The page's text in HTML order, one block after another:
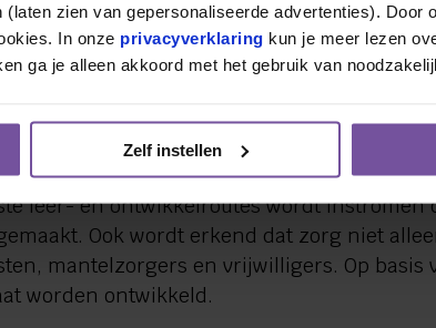
zien van gepersonaliseerde advertenties). Door
In onze privacyverklaring kun je meer lezen
ga je alleen akkoord met het gebruik van
Zelf instellen
antwoord op de veranderende
binnen organisaties, maakt de
ontstaat ook een alternatief voor
betrokken willen blijven bij de zorg in de
zich op mensen die interesse hebben in
leer- en ontwikkelroutes wordt instromen
Ook wordt erkend dat zorg niet
mantelzorgers en vrijwilligers. Op basis
worden ontwikkeld.